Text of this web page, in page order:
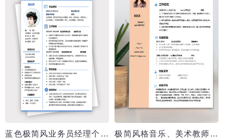
蓝色极简风业务员经理个人简历模板 极简风格音乐、美术教师个人简历模板